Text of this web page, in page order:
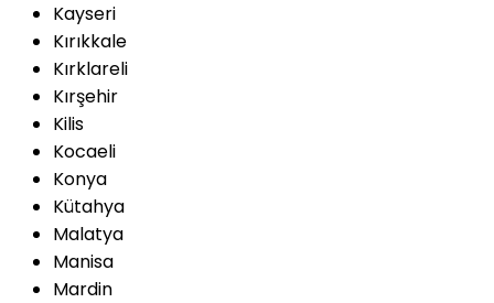
Kayseri
Kırıkkale
Kırklareli
Kırşehir
Kilis
Kocaeli
Konya
Kütahya
Malatya
Manisa
Mardin